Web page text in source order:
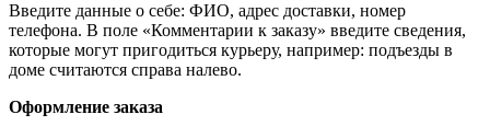
Введите данные о себе: ФИО, адрес доставки, номер
телефона. В поле «Комментарии к заказу» введите сведения,
которые могут пригодиться курьеру, например: подъезды в
доме считаются справа налево.
Оформление заказа